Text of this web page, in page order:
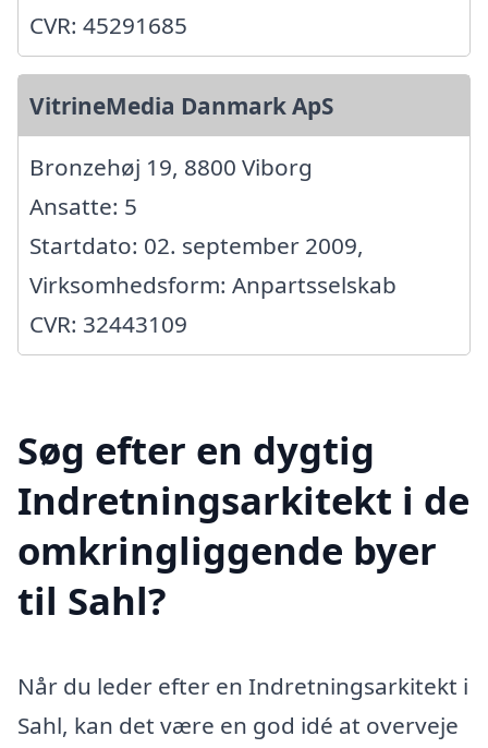
CVR: 45291685
VitrineMedia Danmark ApS
Bronzehøj 19, 8800 Viborg
Ansatte: 5
Startdato: 02. september 2009,
Virksomhedsform: Anpartsselskab
CVR: 32443109
Søg efter en dygtig
Indretningsarkitekt i de
omkringliggende byer
til Sahl?
Når du leder efter en Indretningsarkitekt i
Sahl, kan det være en god idé at overveje